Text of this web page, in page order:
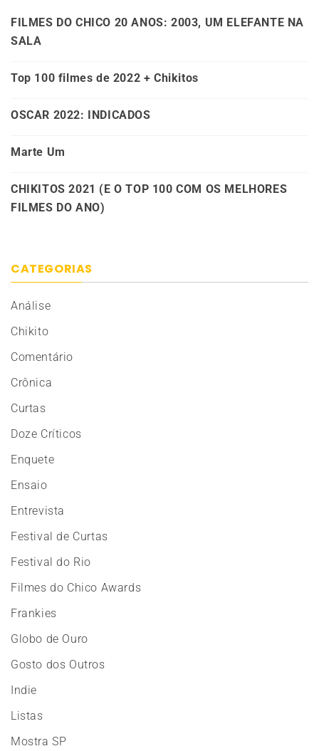
FILMES DO CHICO 20 ANOS: 2003, UM ELEFANTE NA
SALA
Top 100 filmes de 2022 + Chikitos
OSCAR 2022: INDICADOS
Marte Um
CHIKITOS 2021 (E O TOP 100 COM OS MELHORES
FILMES DO ANO)
CATEGORIAS
Análise
Chikito
Comentário
Crônica
Curtas
Doze Críticos
Enquete
Ensaio
Entrevista
Festival de Curtas
Festival do Rio
Filmes do Chico Awards
Frankies
Globo de Ouro
Gosto dos Outros
Indie
Listas
Mostra SP